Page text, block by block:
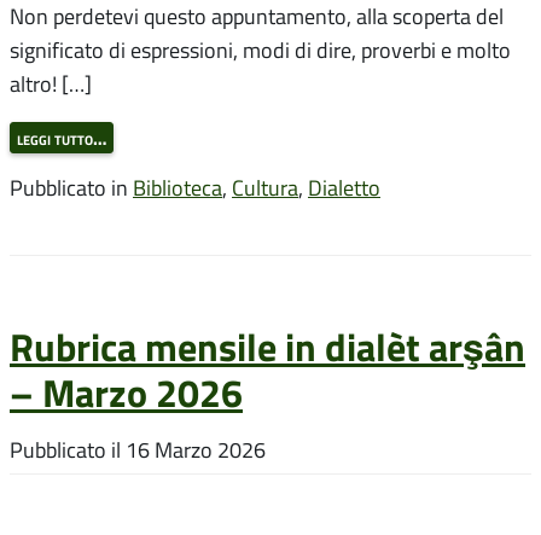
Non perdetevi questo appuntamento, alla scoperta del
significato di espressioni, modi di dire, proverbi e molto
altro! […]
leggi tutto…
Pubblicato in Biblioteca, Cultura, Dialetto
Rubrica mensile in dialèt arşân
– Marzo 2026
Pubblicato il 16 Marzo 2026